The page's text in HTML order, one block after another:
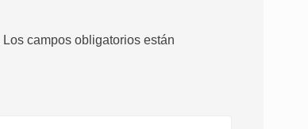
Los campos obligatorios están